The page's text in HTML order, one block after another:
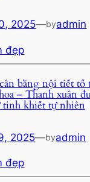
2025—byadmin
đẹp
bằng nội tiết tố
– Thanh xuân
tinh khiết tự nhiên
2025—byadmin
đẹp